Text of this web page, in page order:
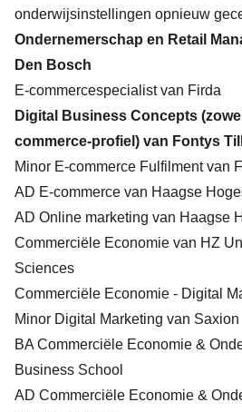
onderwijsinstellingen opnieuw
Ondernemerschap en Retail
Den Bosch
E-commercespecialist van Firda
Digital Business Concepts
commerce-profiel) van Fontys
Minor E-commerce Fulfilment van
AD E-commerce van Haagse
AD Online marketing van Haagse
Commerciële Economie van HZ
Sciences
Commerciële Economie - Digital
Minor Digital Marketing van Saxion
BA Commerciële Economie &
Business School
AD Commerciële Economie &